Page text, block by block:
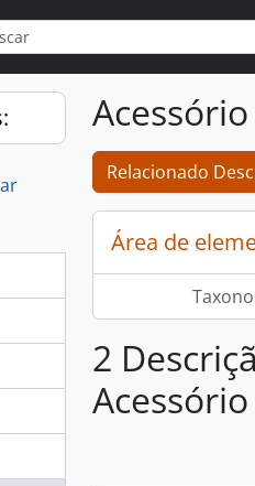
de busca
Relacionado
Área de
2